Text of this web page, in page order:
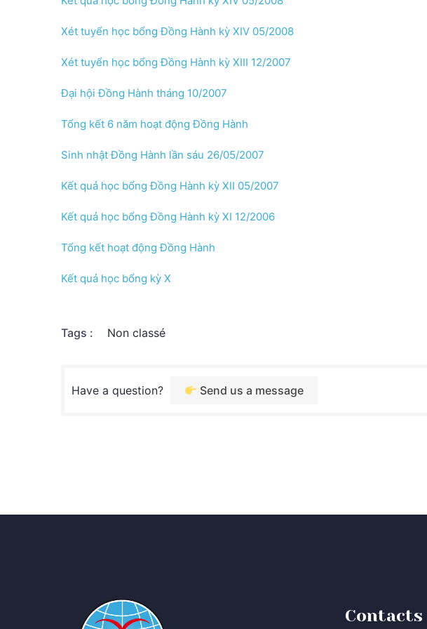
Xét tuyển học bổng Đồng Hành kỳ XIV 05/2008
Xét tuyển học bổng Đồng Hành kỳ XIII 12/2007
Đại hội Đồng Hành tháng 10/2007
Tổng kết 6 năm hoạt động Đồng Hành
Sinh nhật Đồng Hành lần sáu 26/05/2007
Kết quả học bổng Đồng Hành kỳ XII 05/2007
Kết quả học bổng Đồng Hành kỳ XI 12/2006
Tổng kết hoạt động Đồng Hành
Kết quả học bổng kỳ X
Tags : Non classé
Have a question? Send us a message
Contacts